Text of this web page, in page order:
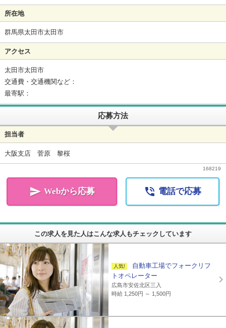
所在地
群馬県太田市太田市
アクセス
太田市太田市
交通費・交通機関など：
最寄駅：
応募方法
担当者
大阪支店 菅原 黎桜
168219
 Webから応募  電話で応募
この求人を見た人はこんな求人もチェックしています
自動車工場でフォークリフ
トオペレーター
広島市安佐北区三入
時給 1,250円 ～ 1,500円